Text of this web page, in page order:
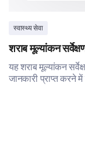
Social
Understanding
helping,
involve
Very
स्वास्थ्य सेवा
शराब मूल्यांकन
यह शराब मूल्यांकन
जानकारी प्राप्त करने